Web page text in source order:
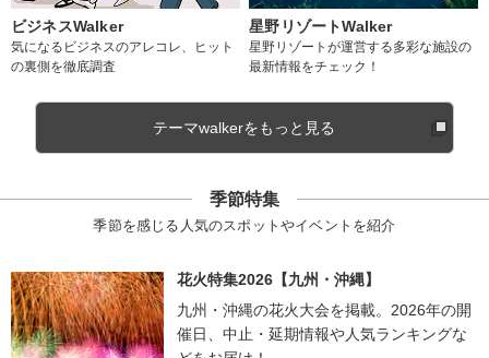
ビジネスWalker
気になるビジネスのアレコレ、ヒット
の裏側を徹底調査
星野リゾートWalker
星野リゾートが運営する多彩な施設の
最新情報をチェック！
テーマwalkerをもっと見る
季節特集
季節を感じる人気のスポットやイベントを紹介
花火特集2026【九州・沖縄】
九州・沖縄の花火大会を掲載。2026年の開
催日、中止・延期情報や人気ランキングな